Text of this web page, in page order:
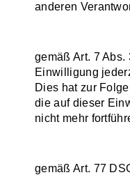
anderen
gemäß Art. 7
Einwilligung
Dies hat zur
die auf dieser
nicht mehr
gemäß Art. 77